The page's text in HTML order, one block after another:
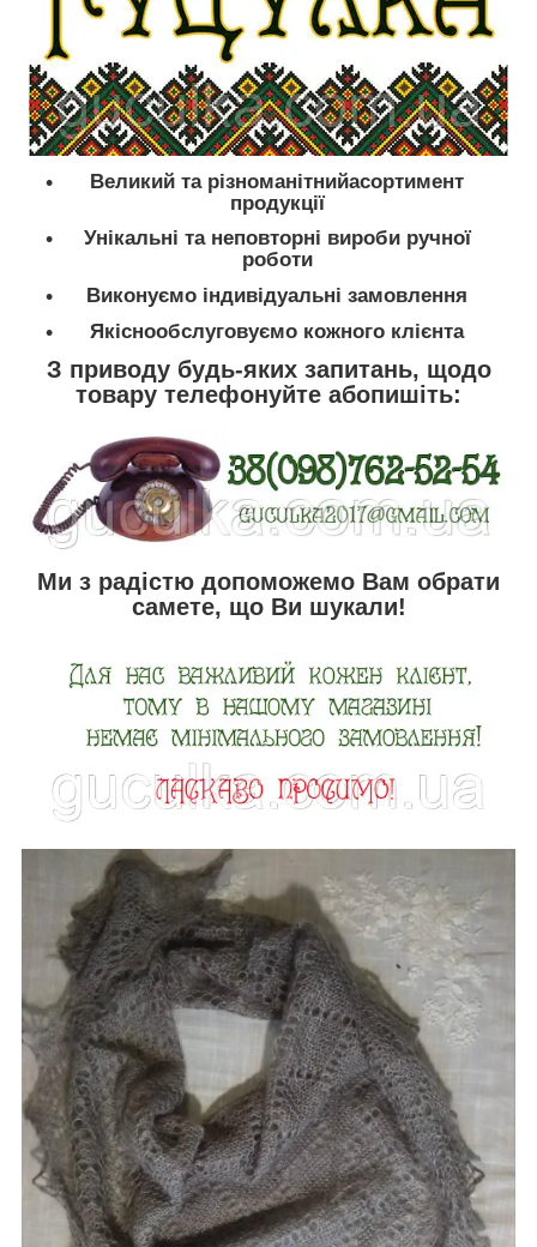
Великий та різноманітнийасортимент
продукції
Унікальні та неповторні вироби ручної
роботи
Виконуємо індивідуальні замовлення
Якіснообслуговуємо кожного клієнта
З приводу будь-яких запитань, щодо
товару телефонуйте абопишіть:
Ми з радістю допоможемо Вам обрати
самете, що Ви шукали!